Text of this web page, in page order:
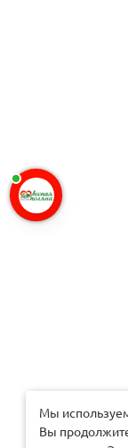
Мы
Вы продолжите